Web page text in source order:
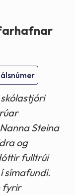
Steina
og
fulltrúi
símafundi.
fyrir